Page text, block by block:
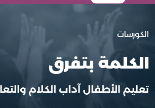
الكورسات
الكلمة بتفرق
تعليم الأطفال آداب الكلام